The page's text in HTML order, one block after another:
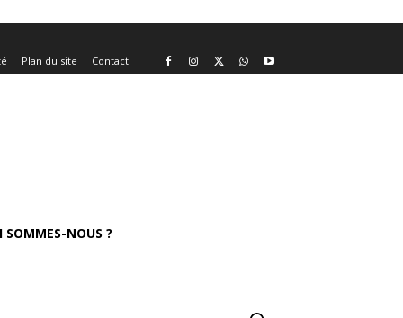
Plan du site Contact
SOMMES-NOUS ?